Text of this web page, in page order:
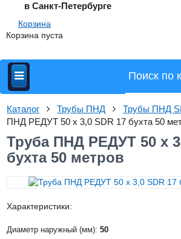
в Санкт-Петербурге
Корзина
Корзина пуста
Каталог Трубы ПНД Трубы ПНД
ПНД РЕДУТ 50 х 3,0 SDR 17 бухта 50
Труба ПНД РЕДУТ 50 х
бухта 50 метров
Характеристики:
Диаметр наружный (мм): 50